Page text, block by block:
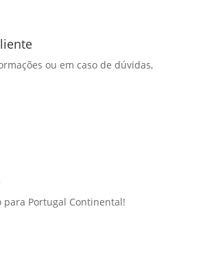
ou em caso de dúvidas,
para Portugal Continental!